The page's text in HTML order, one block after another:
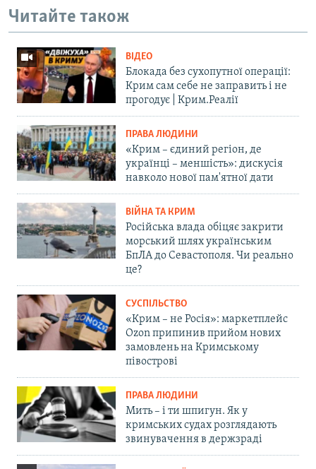
Читайте також
ВІДЕО
Блокада без сухопутної операції:
Крим сам себе не заправить і не
прогодує | Крим.Реалії
ПРАВА ЛЮДИНИ
«Крим – єдиний регіон, де
українці – меншість»: дискусія
навколо нової пам'ятної дати
ВІЙНА ТА КРИМ
Російська влада обіцяє закрити
морський шлях українським
БпЛА до Севастополя. Чи реально
це?
СУСПІЛЬСТВО
«Крим – не Росія»: маркетплейс
Ozon припинив прийом нових
замовлень на Кримському
півострові
ПРАВА ЛЮДИНИ
Мить – і ти шпигун. Як у
кримських судах розглядають
звинувачення в держзраді